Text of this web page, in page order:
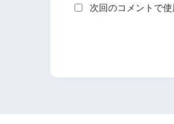
次回のコメントで